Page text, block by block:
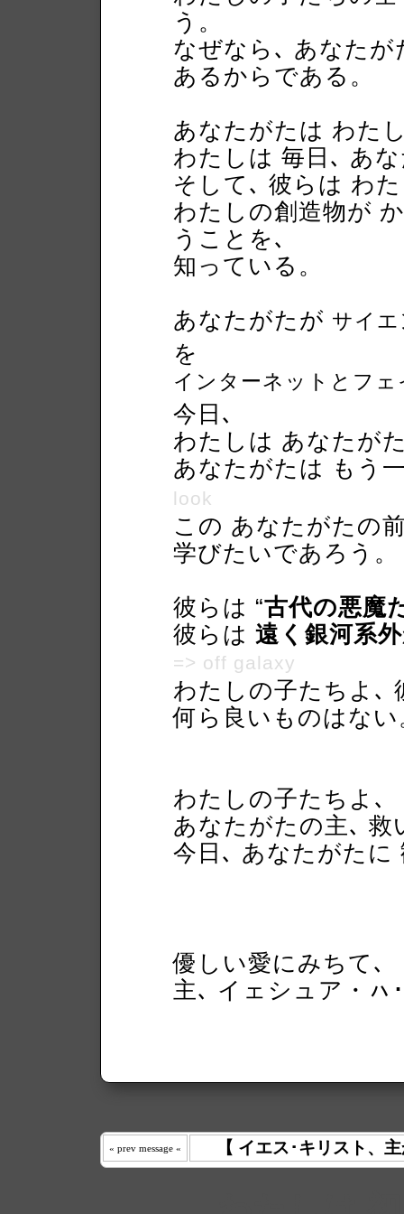
う。
なぜなら､ あなた
あるからである。
あなたがたは わた
わたしは 毎日､ あ
そして､ 彼らは わ
わたしの創造物が
うことを､
知っている。
あなたがたが サイ
を
インターネットとフ
今日､
わたしは あなたが
あなたがたは も
look
この あなたがたの
学びたいであろう。
彼らは “古代の悪魔
彼らは 遠く銀河系
=> off galaxy
わたしの子たちよ､
何ら良いものはな
わたしの子たちよ､
あなたがたの主､ 救
今日､ あなたがた
優しい愛にみちて､
主､ イェシュア・
« prev message « 【 イエス･キリスト、